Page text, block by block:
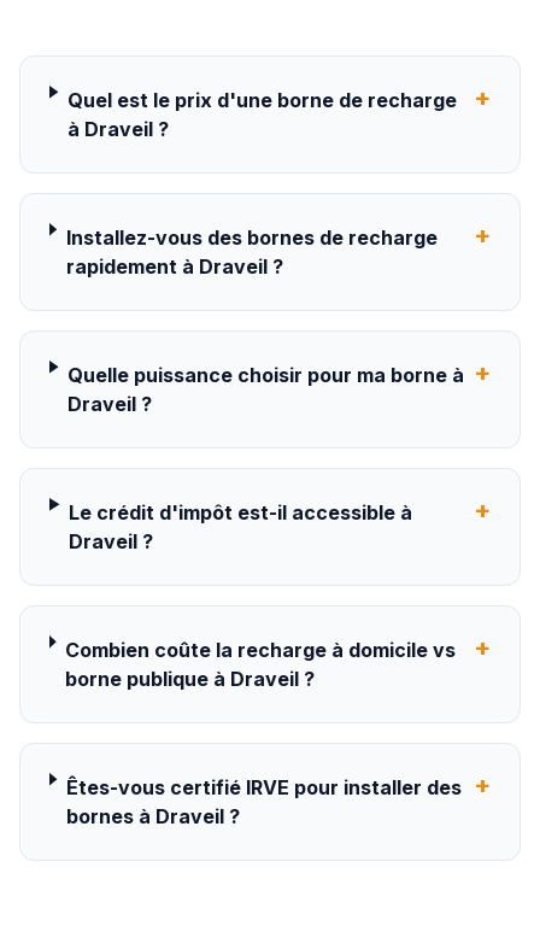
Quel est le prix d'une borne de recharge
à Draveil ?
+
Installez-vous des bornes de recharge
rapidement à Draveil ?
+
Quelle puissance choisir pour ma borne à
Draveil ?
+
Le crédit d'impôt est-il accessible à
Draveil ?
+
Combien coûte la recharge à domicile vs
borne publique à Draveil ?
+
Êtes-vous certifié IRVE pour installer des
bornes à Draveil ?
+